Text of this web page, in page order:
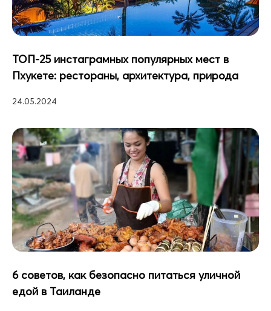
ТОП-25 инстаграмных популярных мест в
Пхукете: рестораны, архитектура, природа
24.05.2024
6 советов, как безопасно питаться уличной
едой в Таиланде